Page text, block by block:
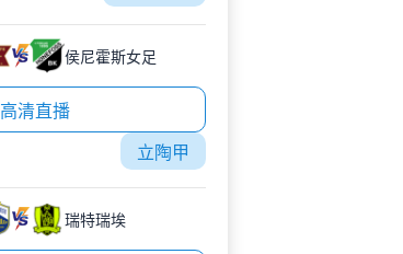
侯尼霍斯女足
高清直播
立陶甲
瑞特瑞埃